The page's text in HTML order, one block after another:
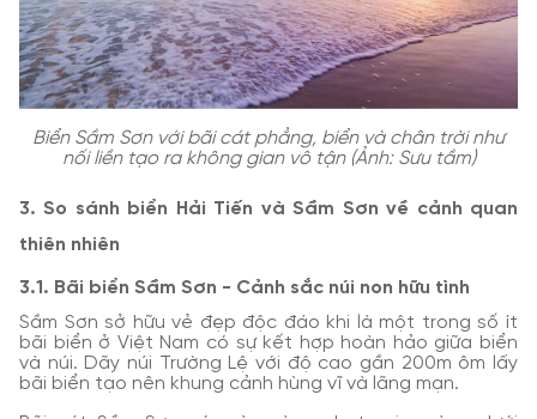
Biển Sầm Sơn với bãi cát phẳng, biển và chân trời như
nối liền tạo ra không gian vô tận (Ảnh: Sưu tầm)
3. So sánh biển Hải Tiến và Sầm Sơn về cảnh quan
thiên nhiên
3.1. Bãi biển Sầm Sơn - Cảnh sắc núi non hữu tình
Sầm Sơn sở hữu vẻ đẹp độc đáo khi là một trong số ít
bãi biển ở Việt Nam có sự kết hợp hoàn hảo giữa biển
và núi. Dãy núi Trường Lệ với độ cao gần 200m ôm lấy
bãi biển tạo nên khung cảnh hùng vĩ và lãng mạn.